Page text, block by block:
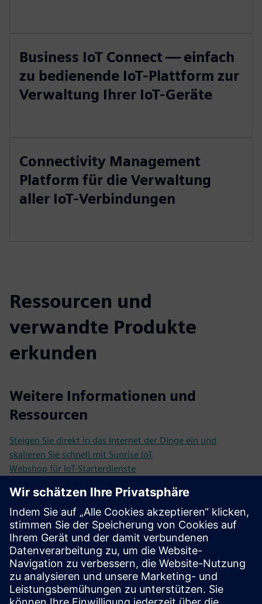
Business IoT Connect — einfach
zu bedienende IoT-Plattform zur
Verwaltung Ihrer IoT-Geräte
Connectivity Management
Platform für die Verwaltung
aller IoT-Verbindungen
Ressourcen und
verwandte Produkte
erkunden
Weitere Informationen und
Ressourcen
Steigen Sie direkt in das Internet der Dinge ein und
skalieren Sie schnell mit Sunrise IoT
Webshop für IoT-Starterdienste
Inspirierende IoT-Geschichten und Anwendungsfälle von
Sunrise
Vom Testalarm zur Smart City — die Zukunft mit Kockum
Sonics und intelligenten Sirenen
IoT-Grundlagen, Trends und Praxisbeispiele im Sunrise IoT-
Whitepaper
Voraussetzungen